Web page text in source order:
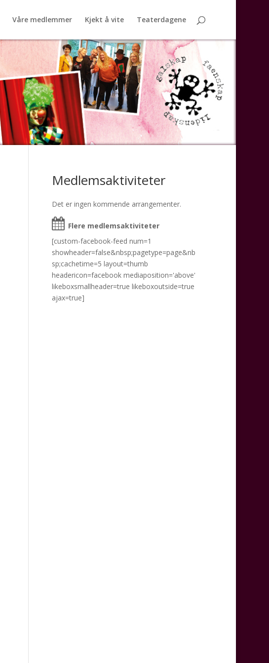
Våre medlemmer Kjekt å vite Teaterdagene
Medlemsaktiviteter
Det er ingen kommende arrangementer.
Flere medlemsaktiviteter
[custom-facebook-feed num=1
showheader=false&nbsp;pagetype=page&nb
sp;cachetime=5 layout=thumb
headericon=facebook mediaposition='above'
likeboxsmallheader=true likeboxoutside=true
ajax=true]